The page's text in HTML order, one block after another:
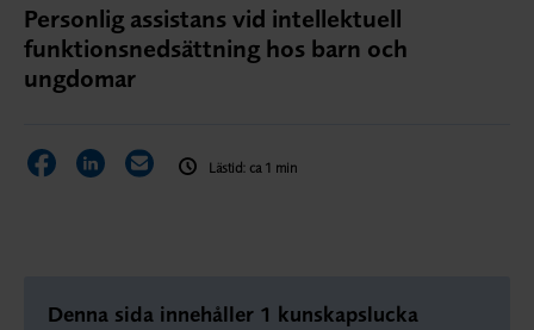
Personlig assistans vid intellektuell
funktionsnedsättning hos barn och
ungdomar
Dela sidan på Facebook
Dela sidan på LinkedIn
Dela sidan via E-post
Lästid: ca 1 min
Denna sida innehåller 1 kunskapslucka